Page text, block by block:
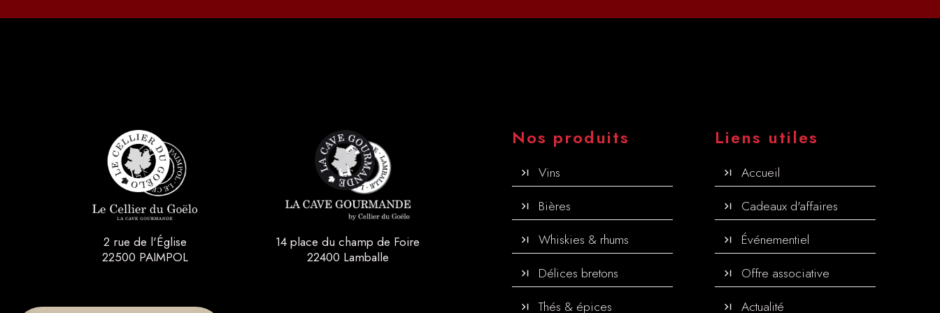
2 rue de l'Église
22500 PAIMPOL
14 place du champ de Foire
22400 Lamballe
Nos produits
Vins
Bières
Whiskies & rhums
Délices bretons
Thés & épices
Liens utiles
Accueil
Cadeaux d'affaires
Événementiel
Offre associative
Actualité